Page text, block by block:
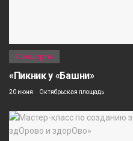
Концерты
«Пикник у «Башни»
20 июня Октябрьская площадь